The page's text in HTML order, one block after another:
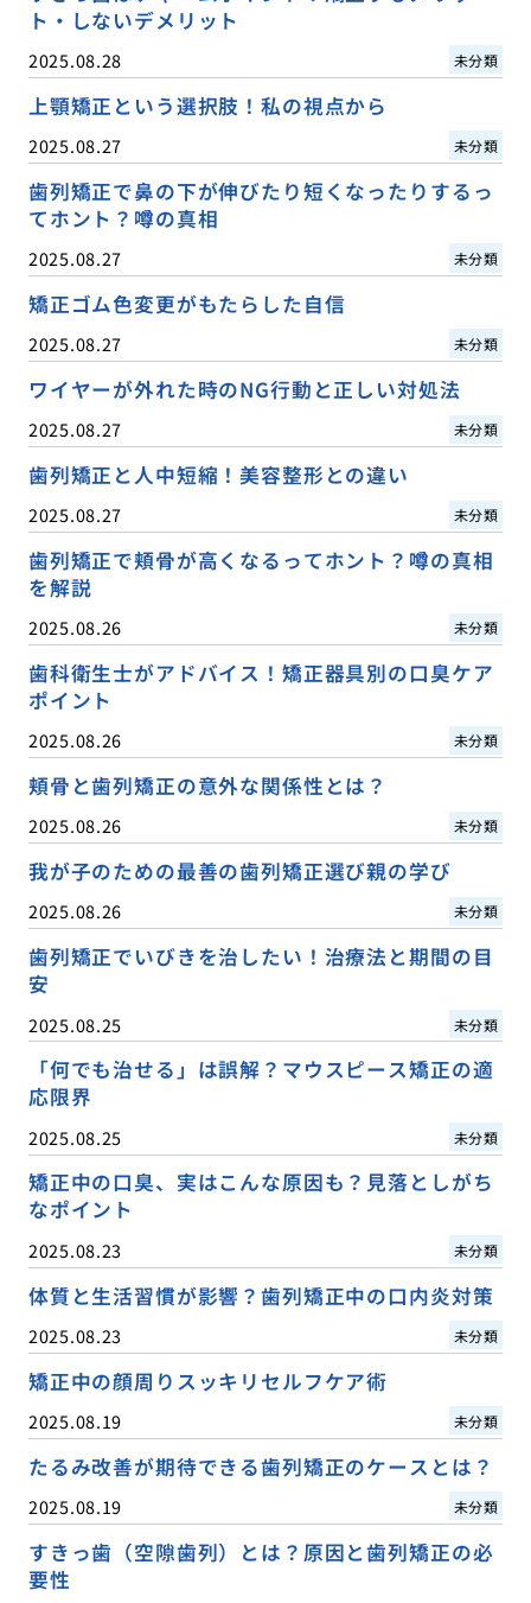
ト・しないデメリット
2025.08.28 未分類
上顎矯正という選択肢！私の視点から
2025.08.27 未分類
歯列矯正で鼻の下が伸びたり短くなったりするっ
てホント？噂の真相
2025.08.27 未分類
矯正ゴム色変更がもたらした自信
2025.08.27 未分類
ワイヤーが外れた時のNG行動と正しい対処法
2025.08.27 未分類
歯列矯正と人中短縮！美容整形との違い
2025.08.27 未分類
歯列矯正で頬骨が高くなるってホント？噂の真相
を解説
2025.08.26 未分類
歯科衛生士がアドバイス！矯正器具別の口臭ケア
ポイント
2025.08.26 未分類
頬骨と歯列矯正の意外な関係性とは？
2025.08.26 未分類
我が子のための最善の歯列矯正選び親の学び
2025.08.26 未分類
歯列矯正でいびきを治したい！治療法と期間の目
安
2025.08.25 未分類
「何でも治せる」は誤解？マウスピース矯正の適
応限界
2025.08.25 未分類
矯正中の口臭、実はこんな原因も？見落としがち
なポイント
2025.08.23 未分類
体質と生活習慣が影響？歯列矯正中の口内炎対策
2025.08.23 未分類
矯正中の顔周りスッキリセルフケア術
2025.08.19 未分類
たるみ改善が期待できる歯列矯正のケースとは？
2025.08.19 未分類
すきっ歯（空隙歯列）とは？原因と歯列矯正の必
要性